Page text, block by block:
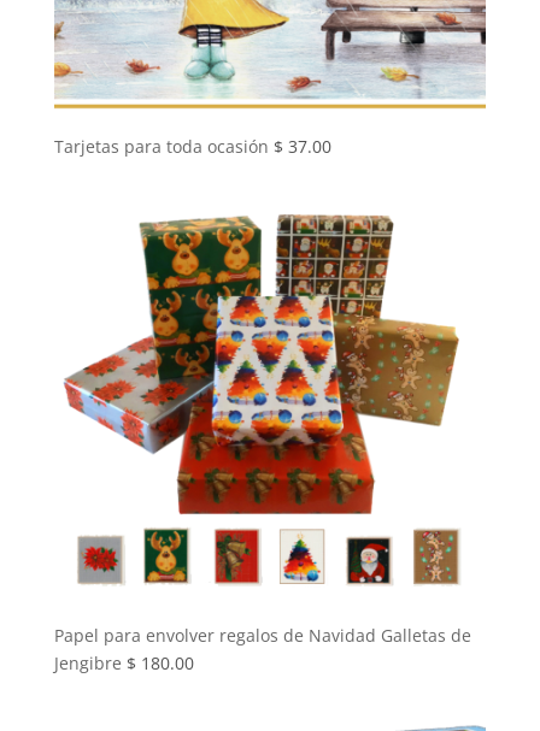
Tarjetas para toda ocasión $ 37.00
Papel para envolver regalos de Navidad Galletas de
Jengibre $ 180.00